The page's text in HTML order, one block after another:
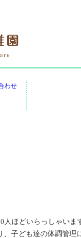
ほどいらっしゃいま
子ども達の体調管理